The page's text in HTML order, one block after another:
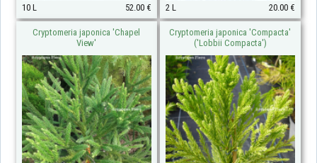
10 L 52.00 € 2 L 20.00 €
Cryptomeria japonica 'Chapel
View'
Cryptomeria japonica 'Compacta'
('Lobbii Compacta')